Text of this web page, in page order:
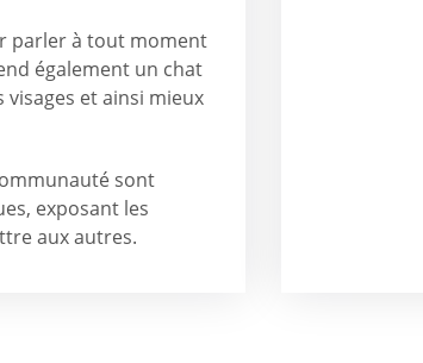
parler à tout moment
également un chat
et ainsi mieux
sont
exposant les
aux autres.